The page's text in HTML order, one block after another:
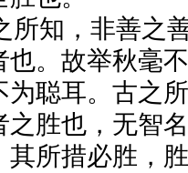
所知，非善之
也。故举秋毫
为聪耳。古之
之胜也，无智
其所措必胜，